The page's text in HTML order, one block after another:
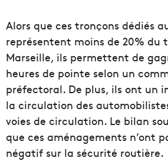
Alors que ces tronçons dédiés
représentent moins de 20% du
Marseille, ils permettent de
heures de pointe selon un
préfectoral. De plus, ils ont un
la circulation des
voies de circulation. Le bilan
que ces aménagements n’ont
négatif sur la sécurité routière.